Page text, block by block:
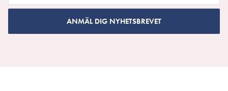
ANMÄL DIG NYHETSBREVET